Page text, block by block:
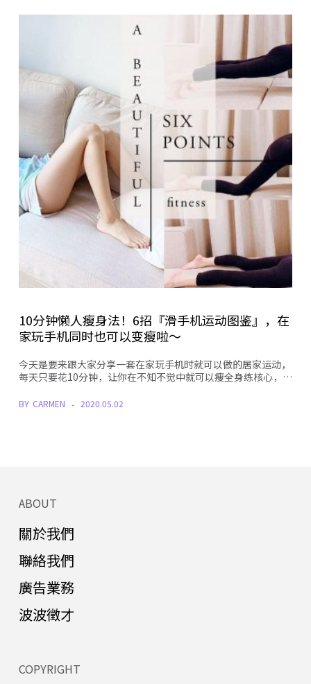
10分钟懒人瘦身法！6招『滑手机运动图鉴』，在
家玩手机同时也可以变瘦啦～
今天是要来跟大家分享一套在家玩手机时就可以做的居家运动，
每天只要花10分钟，让你在不知不觉中就可以瘦全身练核心，…
BY CARMEN 2020.05.02
ABOUT
關於我們
聯絡我們
廣告業務
波波徵才
COPYRIGHT